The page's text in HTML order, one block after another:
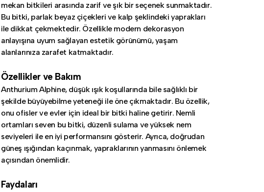
mekan bitkileri arasında zarif ve şık bir seçenek sunmaktadır.
Bu bitki, parlak beyaz çiçekleri ve kalp şeklindeki yaprakları
ile dikkat çekmektedir. Özellikle modern dekorasyon
anlayışına uyum sağlayan estetik görünümü, yaşam
alanlarınıza zarafet katmaktadır.
Özellikler ve Bakım
Anthurium Alphine, düşük ışık koşullarında bile sağlıklı bir
şekilde büyüyebilme yeteneği ile öne çıkmaktadır. Bu özellik,
onu ofisler ve evler için ideal bir bitki haline getirir. Nemli
ortamları seven bu bitki, düzenli sulama ve yüksek nem
seviyeleri ile en iyi performansını gösterir. Ayrıca, doğrudan
güneş ışığından kaçınmak, yapraklarının yanmasını önlemek
açısından önemlidir.
Faydaları